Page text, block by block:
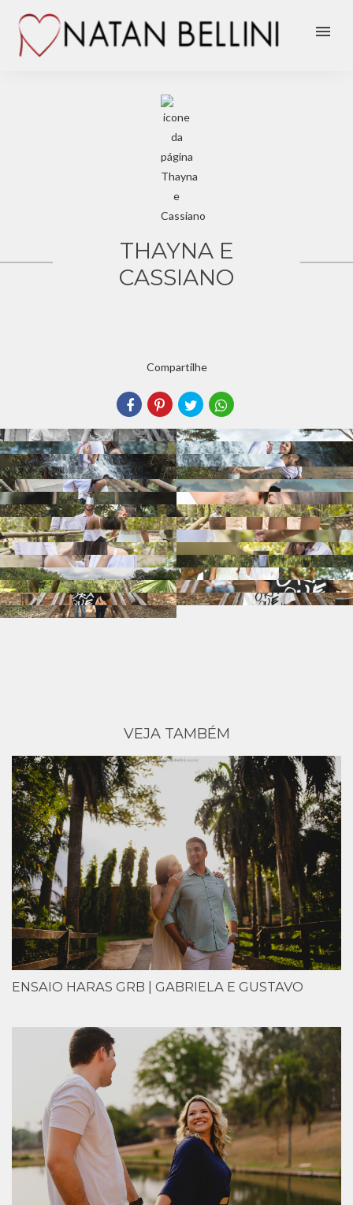
menu
THAYNA E
CASSIANO
Compartilhe
VEJA TAMBÉM
ENSAIO HARAS GRB | GABRIELA E GUSTAVO